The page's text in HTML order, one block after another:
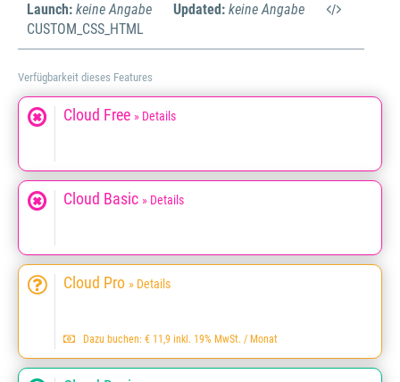
Launch: keine Angabe Updated: keine Angabe
CUSTOM_CSS_HTML
Verfügbarkeit dieses Features
Cloud Free » Details
Cloud Basic » Details
Cloud Pro » Details
Dazu buchen: € 11,9 inkl. 19% MwSt. / Monat